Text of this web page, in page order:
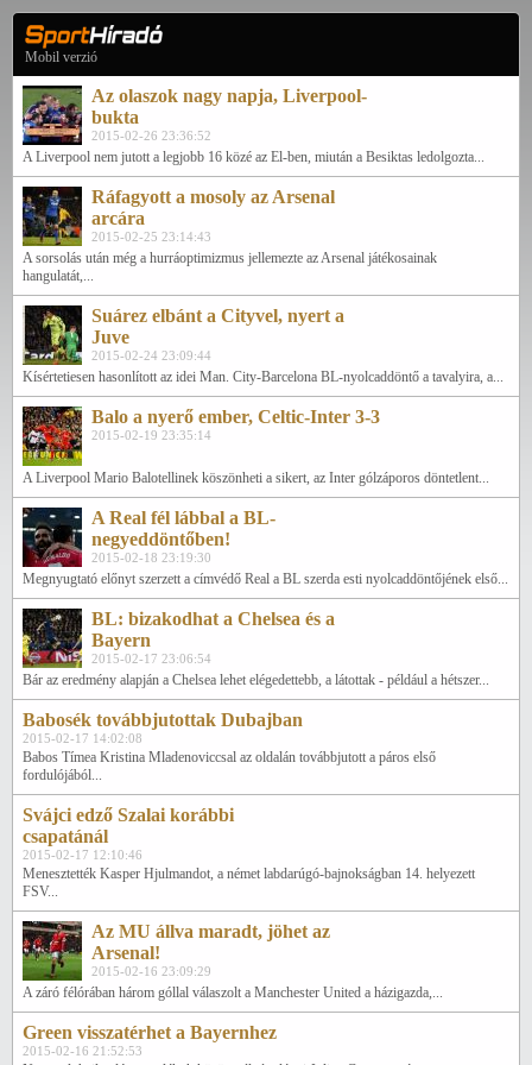
Mobil verzió
Az olaszok nagy napja, Liverpool-
bukta
2015-02-26 23:36:52
A Liverpool nem jutott a legjobb 16 közé az El-ben, miután a Besiktas ledolgozta...
Ráfagyott a mosoly az Arsenal
arcára
2015-02-25 23:14:43
A sorsolás után még a hurráoptimizmus jellemezte az Arsenal játékosainak
hangulatát,...
Suárez elbánt a Cityvel, nyert a
Juve
2015-02-24 23:09:44
Kísértetiesen hasonlított az idei Man. City-Barcelona BL-nyolcaddöntő a tavalyira, a...
Balo a nyerő ember, Celtic-Inter 3-3
2015-02-19 23:35:14
A Liverpool Mario Balotellinek köszönheti a sikert, az Inter gólzáporos döntetlent...
A Real fél lábbal a BL-
negyeddöntőben!
2015-02-18 23:19:30
Megnyugtató előnyt szerzett a címvédő Real a BL szerda esti nyolcaddöntőjének első...
BL: bizakodhat a Chelsea és a
Bayern
2015-02-17 23:06:54
Bár az eredmény alapján a Chelsea lehet elégedettebb, a látottak - például a hétszer...
Babosék továbbjutottak Dubajban
2015-02-17 14:02:08
Babos Tímea Kristina Mladenoviccsal az oldalán továbbjutott a páros első
fordulójából...
Svájci edző Szalai korábbi
csapatánál
2015-02-17 12:10:46
Menesztették Kasper Hjulmandot, a német labdarúgó-bajnokságban 14. helyezett
FSV...
Az MU állva maradt, jöhet az
Arsenal!
2015-02-16 23:09:29
A záró félórában három góllal válaszolt a Manchester United a házigazda,...
Green visszatérhet a Bayernhez
2015-02-16 21:52:53